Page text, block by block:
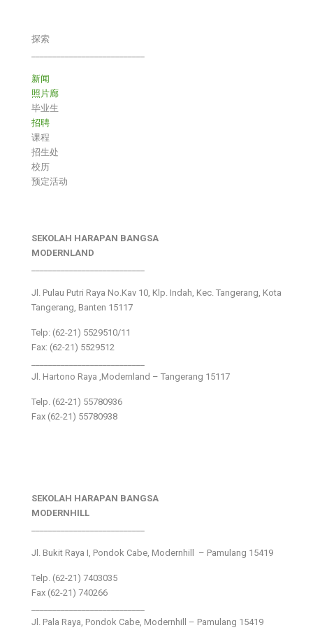
探索
新闻
照片廊
毕业生
招聘
课程
招生处
校历
预定活动
SEKOLAH HARAPAN BANGSA
MODERNLAND
Jl. Pulau Putri Raya No.Kav 10, Klp. Indah, Kec. Tangerang, Kota
Tangerang, Banten 15117
Telp: (62-21) 5529510/11
Fax: (62-21) 5529512
Jl. Hartono Raya ,Modernland – Tangerang 15117
Telp. (62-21) 55780936
Fax (62-21) 55780938
SEKOLAH HARAPAN BANGSA
MODERNHILL
Jl. Bukit Raya I, Pondok Cabe, Modernhill – Pamulang 15419
Telp. (62-21) 7403035
Fax (62-21) 740266
Jl. Pala Raya, Pondok Cabe, Modernhill – Pamulang 15419